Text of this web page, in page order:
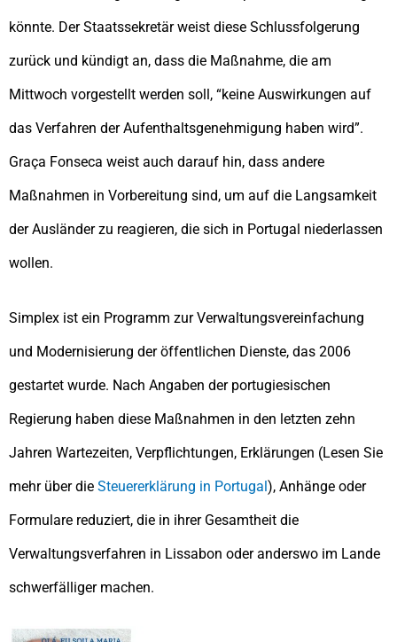
könnte. Der Staatssekretär weist diese Schlussfolgerung
zurück und kündigt an, dass die Maßnahme, die am
Mittwoch vorgestellt werden soll, “keine Auswirkungen auf
das Verfahren der Aufenthaltsgenehmigung haben wird”.
Graça Fonseca weist auch darauf hin, dass andere
Maßnahmen in Vorbereitung sind, um auf die Langsamkeit
der Ausländer zu reagieren, die sich in Portugal niederlassen
wollen.
Simplex ist ein Programm zur Verwaltungsvereinfachung
und Modernisierung der öffentlichen Dienste, das 2006
gestartet wurde. Nach Angaben der portugiesischen
Regierung haben diese Maßnahmen in den letzten zehn
Jahren Wartezeiten, Verpflichtungen, Erklärungen (Lesen Sie
mehr über die Steuererklärung in Portugal ), Anhänge oder
Formulare reduziert, die in ihrer Gesamtheit die
Verwaltungsverfahren in Lissabon oder anderswo im Lande
schwerfälliger machen.